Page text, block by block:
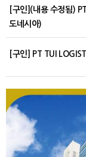
[구인](내용 수정됨)
도네시아)
[구인] PT TUI